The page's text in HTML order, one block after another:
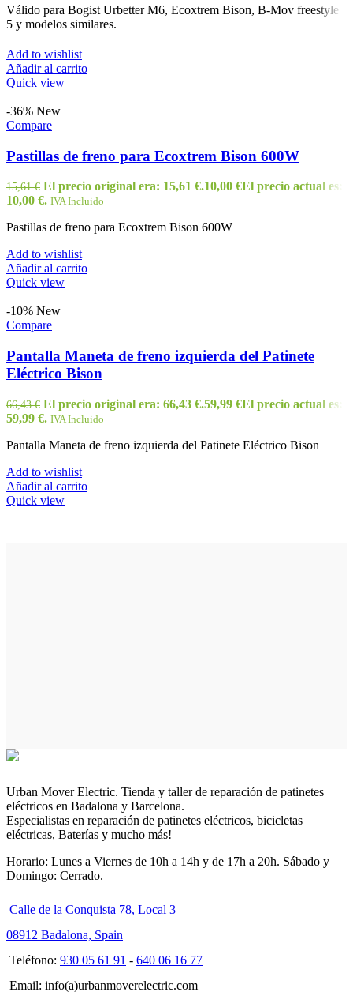
Válido para Bogist Urbetter M6, Ecoxtrem Bison, B-Mov freestyle
5 y modelos similares.
Add to wishlist
Añadir al carrito
Quick view
-36% New
Compare
Pastillas de freno para Ecoxtrem Bison 600W
15,61€ El precio original era: 15,61 €.10,00 €El precio actual es:
10,00 €. IVA Incluido
Pastillas de freno para Ecoxtrem Bison 600W
Add to wishlist
Añadir al carrito
Quick view
-10% New
Compare
Pantalla Maneta de freno izquierda del Patinete
Eléctrico Bison
66,43€ El precio original era: 66,43 €.59,99 €El precio actual es:
59,99 €. IVA Incluido
Pantalla Maneta de freno izquierda del Patinete Eléctrico Bison
Add to wishlist
Añadir al carrito
Quick view
Urban Mover Electric. Tienda y taller de reparación de patinetes
eléctricos en Badalona y Barcelona.
Especialistas en reparación de patinetes eléctricos, bicicletas
eléctricas, Baterías y mucho más!
Horario: Lunes a Viernes de 10h a 14h y de 17h a 20h. Sábado y
Domingo: Cerrado.
Calle de la Conquista 78, Local 3
08912 Badalona, Spain
Teléfono: 930 05 61 91 - 640 06 16 77
Email: info(a)urbanmoverelectric.com